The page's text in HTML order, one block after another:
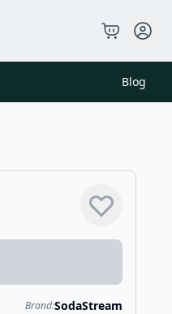
Blog
Brand:SodaStream